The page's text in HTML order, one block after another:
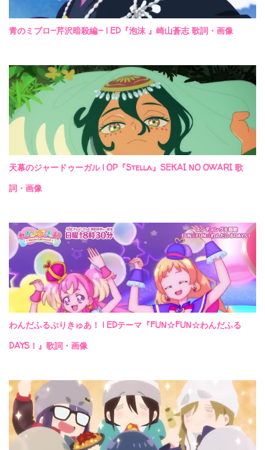
青のミブロ—芹沢暗殺編— | ED『泡沫 』崎山蒼志 歌詞・画像
天幕のジャードゥーガル | OP『Stella』SEKAI NO OWARI 歌
詞・画像
わんだふるぷりきゅあ！ | EDテーマ『FUN☆FUN☆わんだふる
DAYS！』歌詞・画像